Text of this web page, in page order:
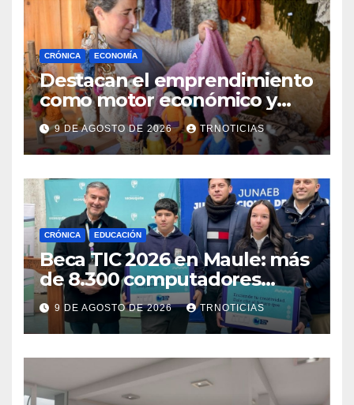
CRÓNICA ECONOMÍA
Destacan el emprendimiento
como motor económico y
anuncia fortalecer apoyos
para empleo autónomo
9 DE AGOSTO DE 2026 TRNOTICIAS
CRÓNICA EDUCACIÓN
Beca TIC 2026 en Maule: más
de 8.300 computadores
están siendo entregados en
la región
9 DE AGOSTO DE 2026 TRNOTICIAS